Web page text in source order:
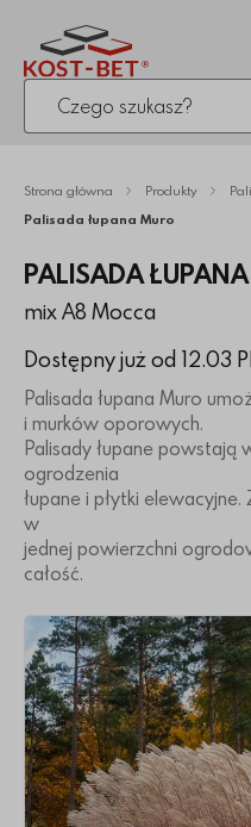
Po kliknięciu przycisku
Strona główna Produkty
Palisada łupana Muro
PALISADA
mix A8 Mocca
Dostępny już od 12.03
Palisada łupana Muro
i murków oporowych.
Palisady łupane
ogrodzenia
łupane i płytki
w
jednej powierzchni
całość.